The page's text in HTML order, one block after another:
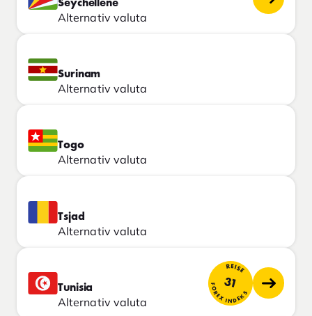
Seychellene
Alternativ valuta
Surinam
Alternativ valuta
Togo
Alternativ valuta
Tsjad
Alternativ valuta
Tunisia
Alternativ valuta
REISE
31
FOREX INDEKS